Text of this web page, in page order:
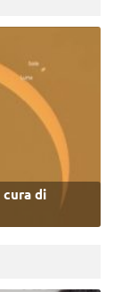
cura di